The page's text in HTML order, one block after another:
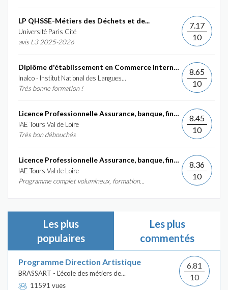
LP QHSSE-Métiers des Déchets et de...
Université Paris Cité
avis L3 2025-2026
7.17
10
Diplôme d'établissement en Commerce International et...
Inalco - Institut National des Langues...
Très bonne formation !
8.65
10
Licence Professionnelle Assurance, banque, finance :...
IAE Tours Val de Loire
Très bon débouchés
8.45
10
Licence Professionnelle Assurance, banque, finance :...
IAE Tours Val de Loire
Programme complet volumineux, formation...
8.36
10
Les plus
populaires
Les plus
commentés
Programme Direction Artistique
BRASSART - L'école des métiers de...
11591 vues
6.81
10